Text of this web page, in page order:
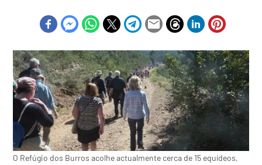
O Refúgio dos Burros acolhe actualmente cerca de 15 equídeos,